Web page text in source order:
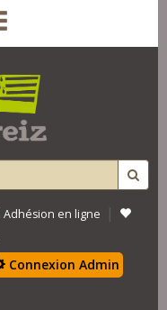
Adhésion en ligne |
Connexion Admin